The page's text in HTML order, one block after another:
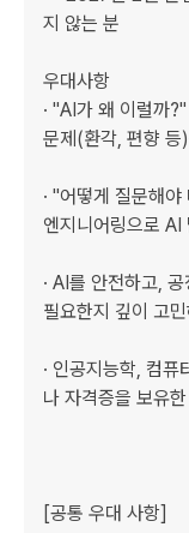
지 않는 분
우대사항
· "AI가 왜 이럴까
문제(환각, 편향 등
· "어떻게 질문해
엔지니어링으로 AI
· AI를 안전하고,
필요한지 깊이 고
· 인공지능학, 컴
나 자격증을 보유
[공통 우대 사항]